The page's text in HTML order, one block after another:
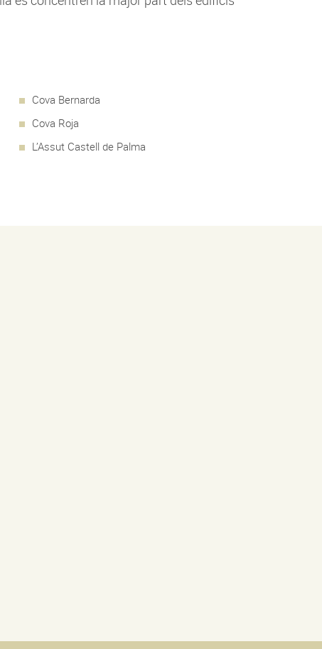
Cova Bernarda
Cova Roja
L’Assut Castell de Palma